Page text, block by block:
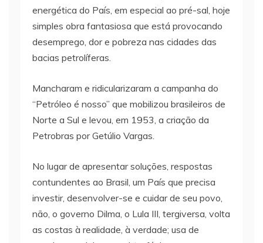
energética do País, em especial ao pré-sal, hoje
simples obra fantasiosa que está provocando
desemprego, dor e pobreza nas cidades das
bacias petrolíferas.
Mancharam e ridicularizaram a campanha do
“Petróleo é nosso” que mobilizou brasileiros de
Norte a Sul e levou, em 1953, a criação da
Petrobras por Getúlio Vargas.
No lugar de apresentar soluções, respostas
contundentes ao Brasil, um País que precisa
investir, desenvolver-se e cuidar de seu povo,
não, o governo Dilma, o Lula III, tergiversa, volta
as costas à realidade, à verdade; usa de